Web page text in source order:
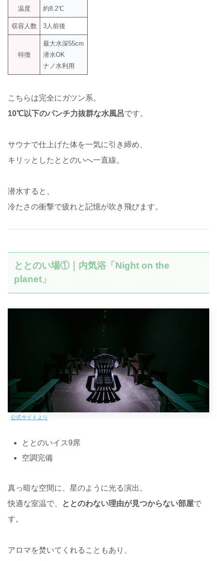
温度 約8.2℃
収容人数 3人前後
特徴
最大水深55cm
潜水OK
ナノ水利用
こちらは完全にガツン系。
10℃以下のパンチ力抜群な水風呂です。
サウナで仕上げた体を一気に引き締め、
キリッとしたととのいへ一直線。
潜水すると、
冷たさの衝撃で疲れと記憶が吹き飛びます。
ととのい場①｜内気浴「Night on the
planet」
公式サイトより
ととのいイス9席
空調完備
真っ暗な空間に、星のように光る演出。
快適な室温で、
ととのわない理由が見つからない部屋で
す。
アロマを焚いてくれることもあり、